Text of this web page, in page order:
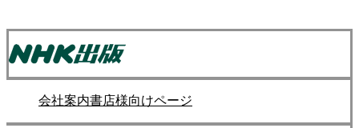
会社案内書店様向けページ